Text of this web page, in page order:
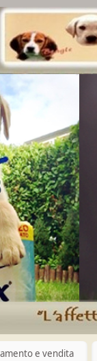
e vendita